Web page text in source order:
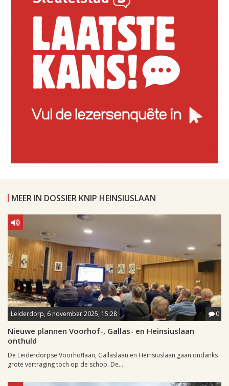
MEER IN DOSSIER KNIP HEINSIUSLAAN
Leiderdorp, 6 november 2025, 15:28 0
Nieuwe plannen Voorhof-, Gallas- en Heinsiuslaan
onthuld
De Leiderdorpse Voorhoflaan, Gallaslaan en Heinsiuslaan gaan ondanks
grote vertraging toch op de schop. De...